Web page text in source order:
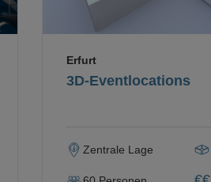
3D-Eventlocations
Erfurt
Zentrale Lage